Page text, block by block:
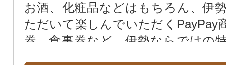
お酒、化粧品などはもちろん、伊
ただいて楽しんでいただくPayPay
券、食事券など、伊勢ならではの